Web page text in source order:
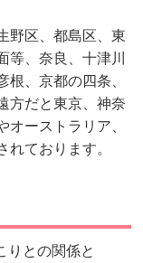
野区、都島区、東
等、奈良、十津川
根、京都の四条、
方だと東京、神奈
オーストラリア、
れております。
りとの関係と